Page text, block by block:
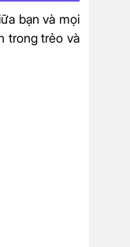
bạn và mọi
trong trẻo và